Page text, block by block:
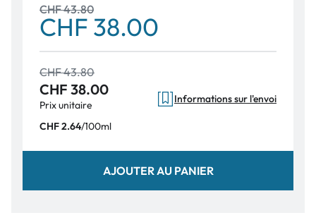
CHF 43.80
CHF 38.00
CHF 43.80
CHF 38.00
Prix unitaire
CHF 2.64/100ml
Informations sur l'envoi
AJOUTER AU PANIER